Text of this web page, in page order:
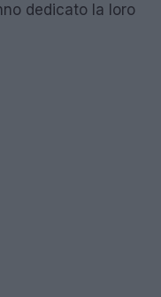
dedicato la loro